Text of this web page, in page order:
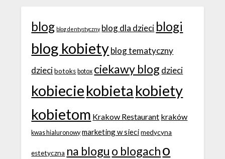
blog blog dentystyczny blog dla dzieci blogi
blog kobietyblog tematyczny
dzieci botoks botox ciekawy blog dzieci
kobieciekobieta kobiety
kobietom Krakow Restaurant kraków
kwas hialuronowy marketing w sieci medycyna
estetyczna na blogu o blogacho